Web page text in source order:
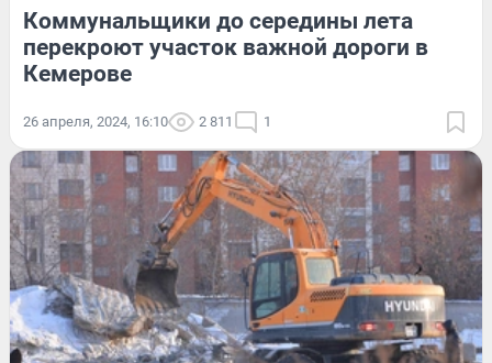
Коммунальщики до середины лета
перекроют участок важной дороги в
Кемерове
26 апреля, 2024, 16:10 2 811 1